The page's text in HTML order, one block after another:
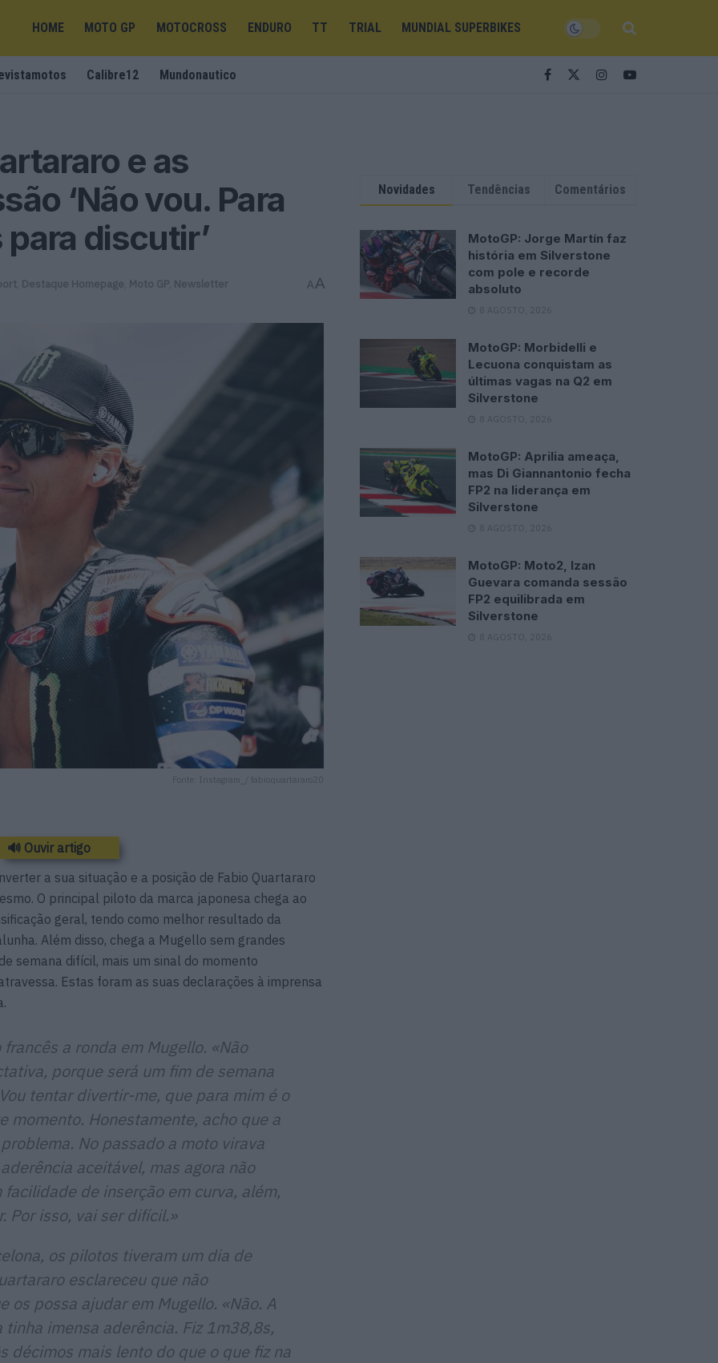
HOME MOTO GP MOTOCROSS ENDURO TT TRIAL MUNDIAL SUPERBIKES
Calibre12 Mundonautico
e as
‘Não vou. Para
discutir’
Destaque Homepage Moto GP Newsletter AA
Fonte: Instagram_/ fabioquartararo20
🔊 Ouvir artigo
a sua situação e a posição de Fabio Quartararo
O principal piloto da marca japonesa chega ao
geral, tendo como melhor resultado da
Além disso, chega a Mugello sem grandes
semana difícil, mais um sinal do momento
Estas foram as suas declarações à imprensa
a ronda em Mugello. «Não
porque será um fim de semana
tentar divertir-me, que para mim é o
momento. Honestamente, acho que a
No passado a moto virava
aceitável, mas agora não
de inserção em curva, além,
Por isso, vai ser difícil.»
os pilotos tiveram um dia de
esclareceu que não
os possa ajudar em Mugello. «Não. A
imensa aderência. Fiz 1m38,8s,
décimos mais lento do que o que fiz na
Novidades Tendências Comentários
MotoGP: Jorge Martín faz
história em Silverstone
com pole e recorde
absoluto
8 AGOSTO, 2026
MotoGP: Morbidelli e
Lecuona conquistam as
últimas vagas na Q2 em
Silverstone
8 AGOSTO, 2026
MotoGP: Aprilia ameaça,
mas Di Giannantonio fecha
FP2 na liderança em
Silverstone
8 AGOSTO, 2026
MotoGP: Moto2, Izan
Guevara comanda sessão
FP2 equilibrada em
Silverstone
8 AGOSTO, 2026